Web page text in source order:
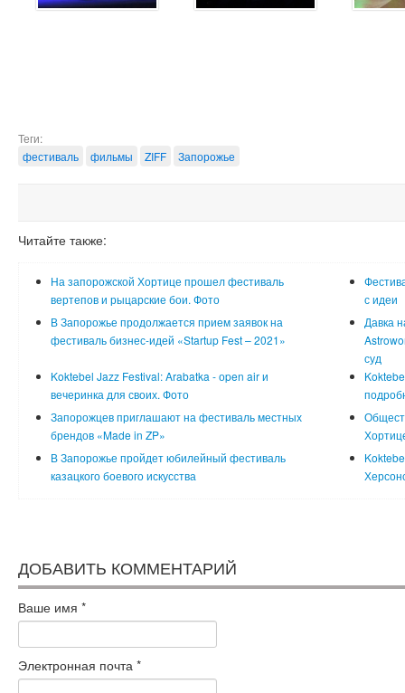
Теги:
фестиваль
фильмы ZIFF Запорожье
Читайте также:
На запорожской Хортице прошел фестиваль
вертепов и рыцарские бои. Фото
с идеи
В Запорожье продолжается прием заявок на
фестиваль бизнес-идей «Startup Fest – 2021»
Давка
суд
Koktebel Jazz Festival: Arabatka - оpen air и
вечеринка для своих. Фото
Запорожцев приглашают на фестиваль местных
брендов «Made in ZP»
В Запорожье пройдет юбилейный фестиваль
казацкого боевого искусства
ДОБАВИТЬ КОММЕНТАРИЙ
Ваше имя *
Электронная почта *